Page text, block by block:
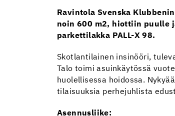
Ravintola Svenska
noin 600 m2, hiottiin puulle
parkettilakka PALL-X 98.
Skotlantilainen insinööri,
Talo toimi asuinkäytössä
huolellisessa hoidossa.
tilaisuuksia perhejuhlista
Asennusliike: